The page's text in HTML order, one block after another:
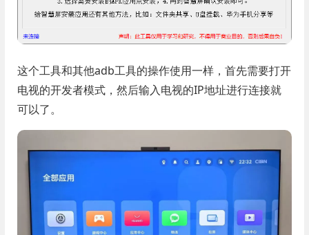
这个工具和其他adb工具的操作使用一样，首先需要打开
电视的开发者模式，然后输入电视的IP地址进行连接就
可以了。